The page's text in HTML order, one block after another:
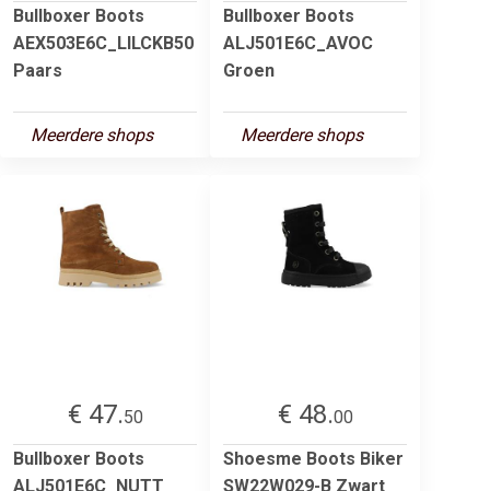
Bullboxer Boots
AEX503E6C_LILCKB50
Paars
Meerdere shops
Bullboxer Boots
ALJ501E6C_AVOC
Groen
Meerdere shops
€ 47.50
Bullboxer Boots
ALJ501E6C_NUTT
€ 48.00
Shoesme Boots Biker
SW22W029-B Zwart